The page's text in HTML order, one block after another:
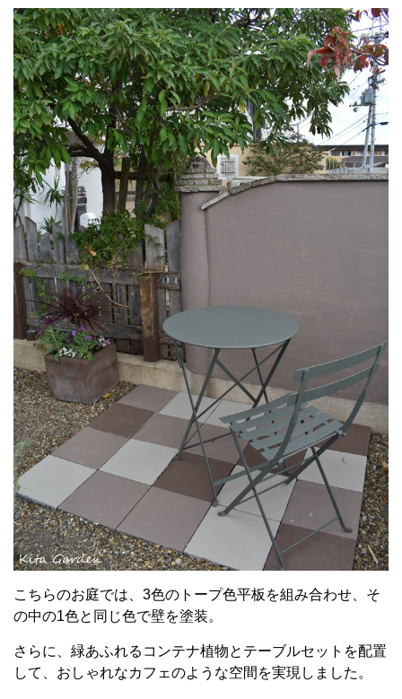
こちらのお庭では、3色のトープ色平板を組み合わせ、そ
の中の1色と同じ色で壁を塗装。
さらに、緑あふれるコンテナ植物とテーブルセットを配置
して、おしゃれなカフェのような空間を実現しました。